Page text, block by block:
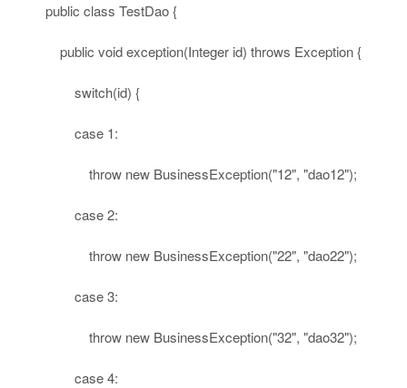
public class TestDao {
public voidexception(Integer id) throws Exception {
switch(id) {
case 1:
throw new BusinessException("12", "dao12");
case2:
throw new BusinessException("22", "dao22");
case3:
throw new BusinessException("32", "dao32");
case4: